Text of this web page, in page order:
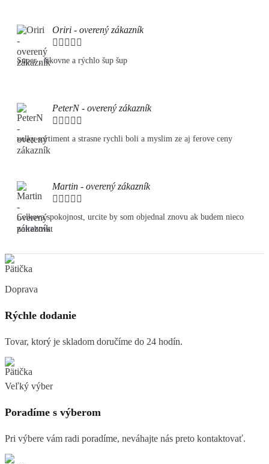
Oriri - overený zákazník
    
Super , šikovne a rýchlo šup šup
PeterN - overený zákazník
    
velky sortiment a strasne rychli boli a myslim ze aj ferove ceny
Martin - overený zákazník
    
Celkova spokojnost, urcite by som objednal znovu ak budem nieco
potrebovat
Doprava
Rýchle dodanie
Tovar, ktorý je skladom doručíme do 24 hodín.
Veľký výber
Poradíme s výberom
Pri výbere vám radi poradíme, neváhajte nás preto kontaktovať.